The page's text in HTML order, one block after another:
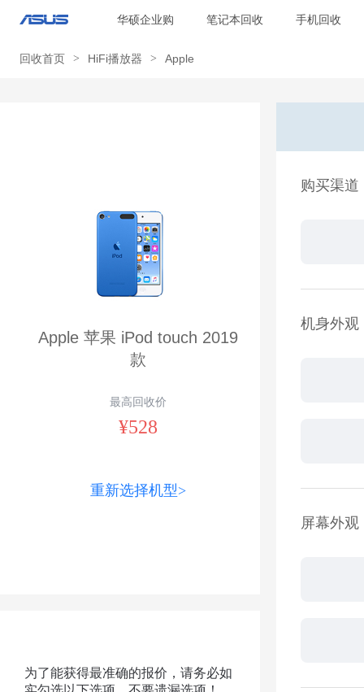
华硕企业购 笔记本回收 手机回收
回收首页 > HiFi播放器 > Apple
Apple 苹果 iPod touch 2019
款
最高回收价
¥528
重新选择机型>
为了能获得最准确的报价，请务必如
购买渠道
机身外观
屏幕外观